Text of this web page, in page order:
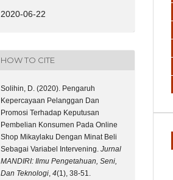
2020-06-22
HOW TO CITE
Solihin, D. (2020). Pengaruh
Kepercayaan Pelanggan Dan
Promosi Terhadap Keputusan
Pembelian Konsumen Pada Online
Shop Mikaylaku Dengan Minat Beli
Sebagai Variabel Intervening. Jurnal
MANDIRI: Ilmu Pengetahuan, Seni,
Dan Teknologi, 4(1), 38-51.